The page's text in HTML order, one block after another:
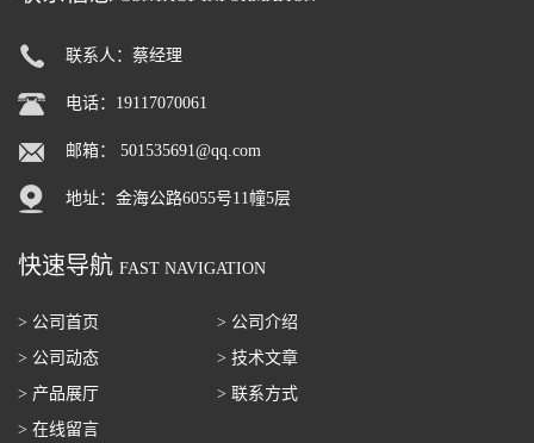
联系人：蔡经理
电话：19117070061
邮箱： 501535691@qq.com
地址：金海公路6055号11幢5层
快速导航 FAST NAVIGATION
> 公司首页
> 公司介绍
> 公司动态
> 技术文章
> 产品展厅
> 联系方式
> 在线留言